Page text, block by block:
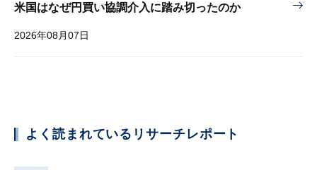
米国はなぜ円買い協調介入に踏み切ったのか
2026年08月07日
よく読まれているリサーチレポート